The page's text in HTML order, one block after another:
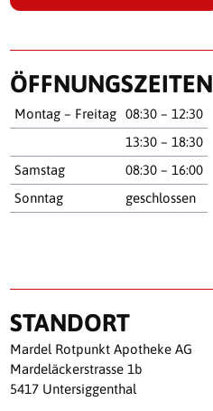
ÖFFNUNGSZEITEN
Montag – Freitag 08:30 – 12:30
13:30 – 18:30
Samstag
08:30 – 16:00
Sonntag
geschlossen
STANDORT
Mardel Rotpunkt Apotheke AG
Mardeläckerstrasse 1b
5417 Untersiggenthal